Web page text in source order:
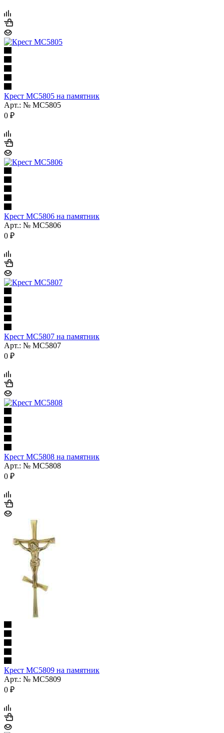
Крест МС5805 на памятник
Арт.: № МС5805
0 ₽
Крест МС5806 на памятник
Арт.: № МС5806
0 ₽
Крест МС5807 на памятник
Арт.: № МС5807
0 ₽
Крест МС5808 на памятник
Арт.: № МС5808
0 ₽
Крест МС5809 на памятник
Арт.: № МС5809
0 ₽